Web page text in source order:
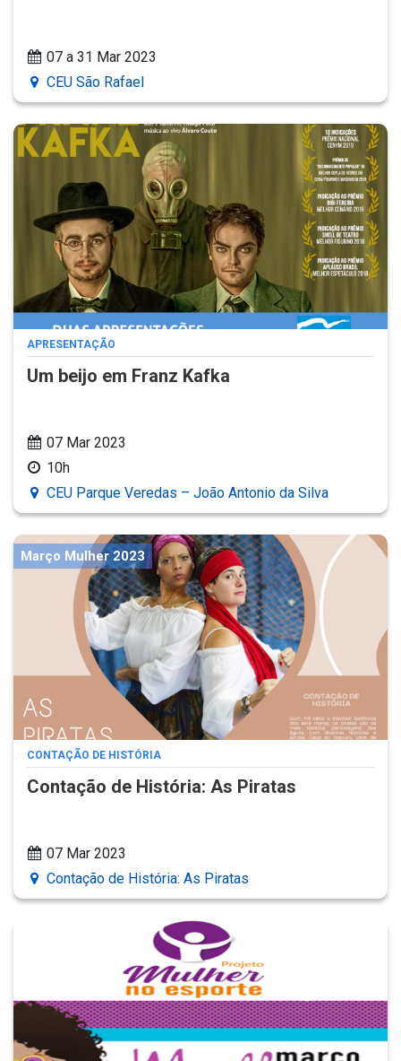
07 a 31 Mar 2023
CEU São Rafael
APRESENTAÇÃO
Um beijo em Franz Kafka
07 Mar 2023
10h
CEU Parque Veredas – João Antonio da Silva
Março Mulher 2023
CONTAÇÃO DE HISTÓRIA
Contação de História: As Piratas
07 Mar 2023
Contação de História: As Piratas